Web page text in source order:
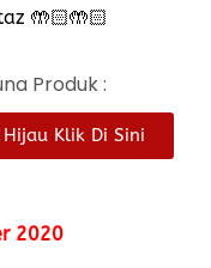
🤲🏻🤲🏻
Produk :
Klik Di Sini
2020